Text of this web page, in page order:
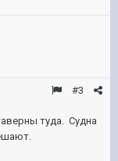
#3
туда. Судна